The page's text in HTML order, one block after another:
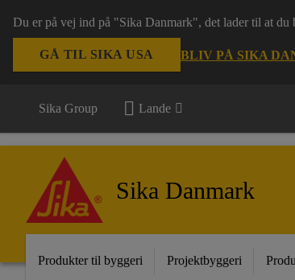
Du er på vej ind på "Sika Danmark", det lader til at
GÅ TIL SIKA USA BLIV PÅ SIKA
Sika Group Lande
Sika Danmark
Produkter til byggeri Projektbyggeri